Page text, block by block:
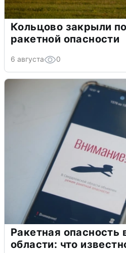
Кольцово закрыли
ракетной опасности
6 августа 0
Ракетная опасность
области: что